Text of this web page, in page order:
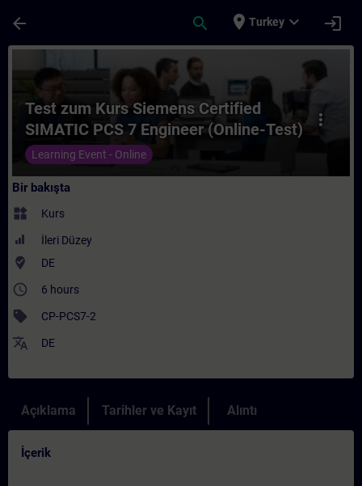
arrow_back search place Turkey expand_more login
Kurs - Test zum Kurs Siemens Certified
more_vert
Test zum Kurs Siemens Certified
SIMATIC PCS 7 Engineer (Online-Test)
Learning Event - Online
Bir bakışta
widgets Kurs
İleri Düzey
where_to_vote DE
access_time 6 hours
sell CP-PCS7-2
translate DE
Açıklama Tarihler ve Kayıt Alıntı
İçerik